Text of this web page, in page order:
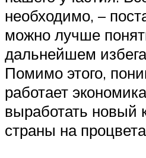
необходимо, –
можно лучше
дальнейшем
Помимо этого,
работает
выработать новый
страны на